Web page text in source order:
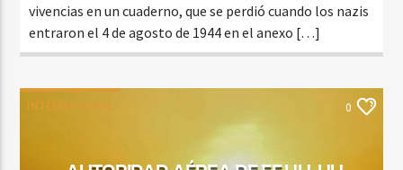
vivencias en un cuaderno, que se perdió cuando los nazis
entraron el 4 de agosto de 1944 en el anexo […]
INTERNACIONAL 0